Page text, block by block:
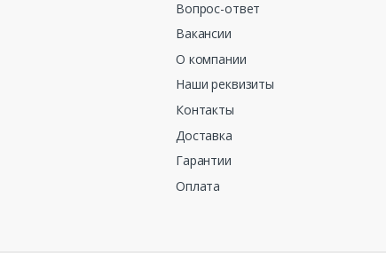
Вопрос-ответ
Вакансии
О компании
Наши реквизиты
Контакты
Доставка
Гарантии
Оплата